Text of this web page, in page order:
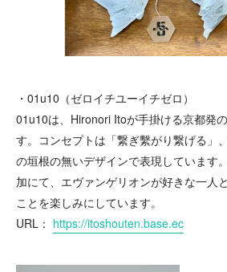
・01u10（ゼロイチユーイチゼロ）
01u10は、Hironori Itoが手掛ける京都発
す。コンセプトは「繋ぎ繫がり繋げる」
の垣根の無いデザインで表現しています
加にて、エヴァンゲリオンが好きな一人
ことを楽しみにしています。
URL： https://itoshouten.base.ec